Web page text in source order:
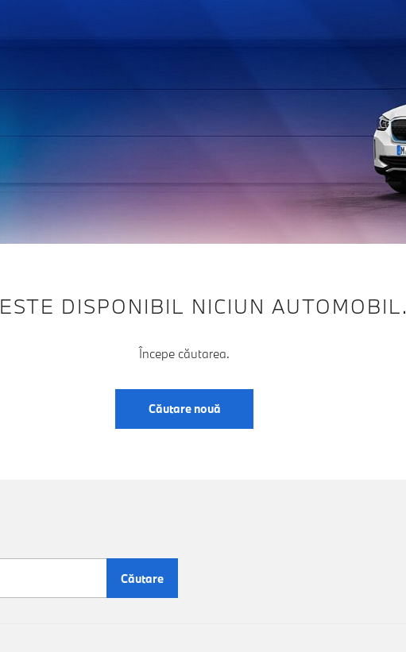
DISPONIBIL NICIUN AUTOMOBIL.
Începe căutarea.
Căutare nouă
Căutare